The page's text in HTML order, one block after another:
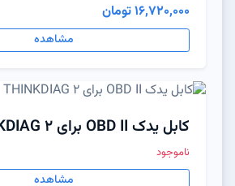
16,720,000 تومان
مشاهده
کابل یدک OBD II برای THINKDIAG 2
ناموجود
مشاهده